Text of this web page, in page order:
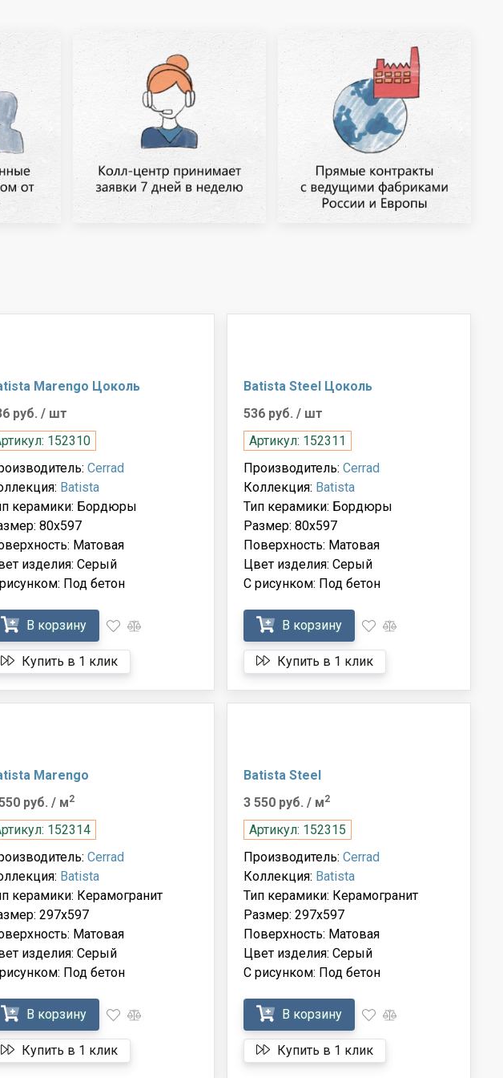
Marengo Цоколь
руб. / шт
152310
Cerrad
Batista
керамики: Бордюры
80x597
Матовая
изделия: Серый
Под бетон
В корзину
Купить в 1 клик
Batista Steel Цоколь
536 руб./ шт
Артикул: 152311
Производитель:Cerrad
Коллекция: Batista
Тип керамики: Бордюры
Размер: 80x597
Поверхность: Матовая
Цвет изделия: Серый
С рисунком: Под бетон
В корзину
Купить в 1 клик
Marengo
руб. / м2
152314
Cerrad
Batista
керамики: Керамогранит
297x597
Матовая
изделия: Серый
Под бетон
В корзину
Купить в 1 клик
Batista Steel
3 550 руб./ м2
Артикул: 152315
Производитель:Cerrad
Коллекция: Batista
Тип керамики: Керамогранит
Размер: 297x597
Поверхность: Матовая
Цвет изделия: Серый
С рисунком: Под бетон
В корзину
Купить в 1 клик